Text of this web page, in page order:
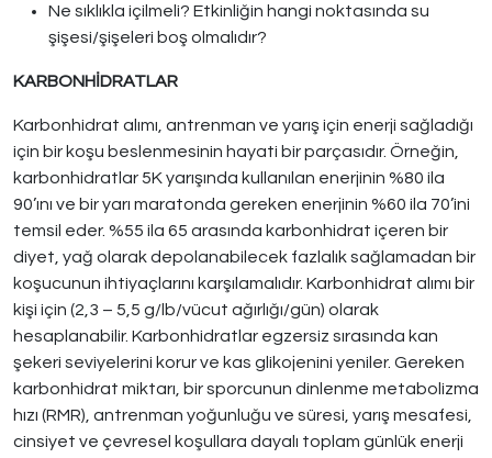
Ne sıklıkla içilmeli? Etkinliğin hangi noktasında su
şişesi/şişeleri boş olmalıdır?
KARBONHİDRATLAR
Karbonhidrat alımı, antrenman ve yarış için enerji sağladığı
için bir koşu beslenmesinin hayati bir parçasıdır. Örneğin,
karbonhidratlar 5K yarışında kullanılan enerjinin %80 ila
90’ını ve bir yarı maratonda gereken enerjinin %60 ila 70’ini
temsil eder. %55 ila 65 arasında karbonhidrat içeren bir
diyet, yağ olarak depolanabilecek fazlalık sağlamadan bir
koşucunun ihtiyaçlarını karşılamalıdır. Karbonhidrat alımı bir
kişi için (2,3 – 5,5 g/lb/vücut ağırlığı/gün) olarak
hesaplanabilir. Karbonhidratlar egzersiz sırasında kan
şekeri seviyelerini korur ve kas glikojenini yeniler. Gereken
karbonhidrat miktarı, bir sporcunun dinlenme metabolizma
hızı (RMR), antrenman yoğunluğu ve süresi, yarış mesafesi,
cinsiyet ve çevresel koşullara dayalı toplam günlük enerji